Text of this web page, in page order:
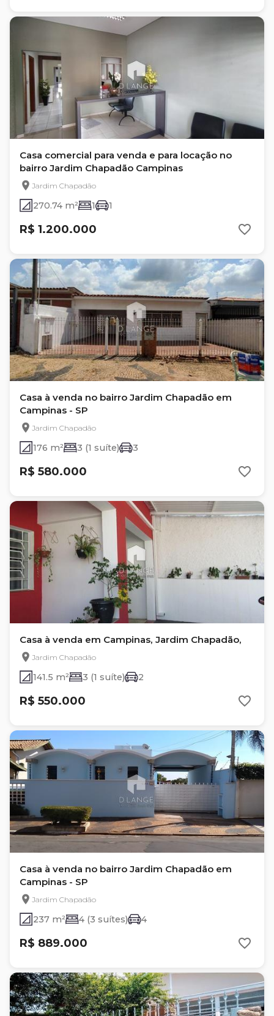
Casa comercial para venda e para locação no
bairro Jardim Chapadão Campinas
Jardim Chapadão
270.74 m² 1 1
R$ 1.200.000
Casa à venda no bairro Jardim Chapadão em
Campinas - SP
Jardim Chapadão
176 m² 3 (1 suíte) 3
R$ 580.000
Casa à venda em Campinas, Jardim Chapadão,
Jardim Chapadão
141.5 m² 3 (1 suíte) 2
R$ 550.000
Casa à venda no bairro Jardim Chapadão em
Campinas - SP
Jardim Chapadão
237 m² 4 (3 suítes) 4
R$ 889.000